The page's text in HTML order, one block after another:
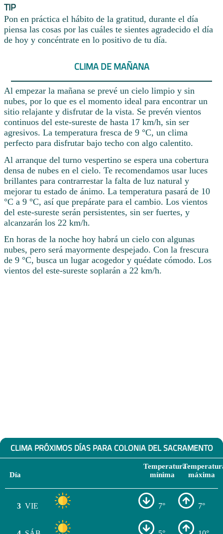
TIP
Pon en práctica el hábito de la gratitud, durante el día
piensa las cosas por las cuáles te sientes agradecido el día
de hoy y concéntrate en lo positivo de tu día.
CLIMA DE MAÑANA
Al empezar la mañana se prevé un cielo limpio y sin
nubes, por lo que es el momento ideal para encontrar un
sitio relajante y disfrutar de la vista. Se prevén vientos
continuos del este-sureste de hasta 17 km/h, sin ser
agresivos. La temperatura fresca de 9 °C, un clima
perfecto para disfrutar bajo techo con algo calentito.
Al arranque del turno vespertino se espera una cobertura
densa de nubes en el cielo. Te recomendamos usar luces
brillantes para contrarrestar la falta de luz natural y
mejorar tu estado de ánimo. La temperatura pasará de 10
°C a 9 °C, así que prepárate para el cambio. Los vientos
del este-sureste serán persistentes, sin ser fuertes, y
alcanzarán los 22 km/h.
En horas de la noche hoy habrá un cielo con algunas
nubes, pero será mayormente despejado. Con la frescura
de 9 °C, busca un lugar acogedor y quédate cómodo. Los
vientos del este-sureste soplarán a 22 km/h.
CLIMA PRÓXIMOS DÍAS PARA COLONIA DEL SACRAMENTO
Día
Temperatura
mínima
máxima
3 VIE 7° 7°